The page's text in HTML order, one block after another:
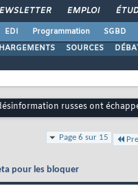
EMPLOI
EDI Programmation SGBD
SOURCES
russes ont
Page 6 sur 15
pour les bloquer